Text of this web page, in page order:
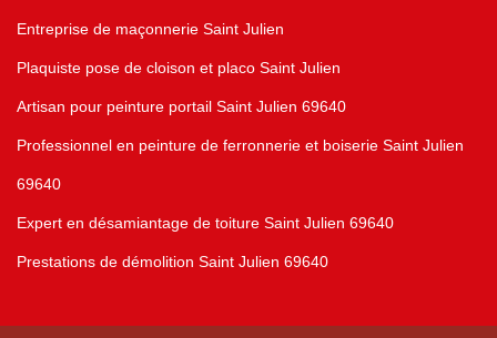
Entreprise de maçonnerie Saint Julien
Plaquiste pose de cloison et placo Saint Julien
Artisan pour peinture portail Saint Julien 69640
Professionnel en peinture de ferronnerie et boiserie Saint Julien
69640
Expert en désamiantage de toiture Saint Julien 69640
Prestations de démolition Saint Julien 69640